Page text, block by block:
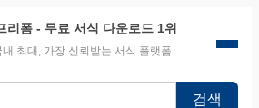
리폼 - 무료 서식 다운로드 1위
내 최대, 가장 신뢰받는 서식 플랫폼
검색